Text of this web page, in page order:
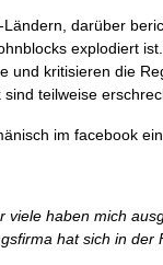
darüber
explodiert
und kritisieren die
teilweise
im facebook
haben mich
hat sich in